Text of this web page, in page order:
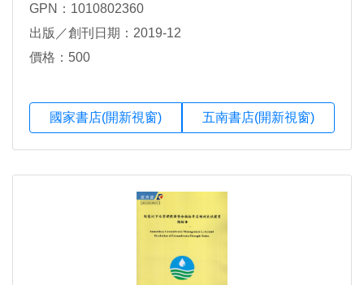
GPN：1010802360
出版／創刊日期：2019-12
價格：500
國家書店(開新視窗) 五南書店(開新視窗)